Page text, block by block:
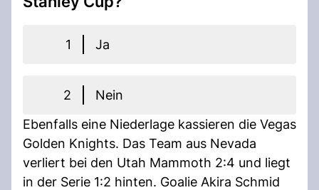
1 Ja
2
Nein
Ebenfalls eine Niederlage kassieren die Vegas
Golden Knights. Das Team aus Nevada
verliert bei den Utah Mammoth 2:4 und liegt
in der Serie 1:2 hinten. Goalie Akira Schmid